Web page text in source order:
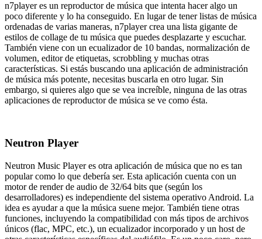
n7player es un reproductor de música que intenta hacer algo un
poco diferente y lo ha conseguido. En lugar de tener listas de música
ordenadas de varias maneras, n7player crea una lista gigante de
estilos de collage de tu música que puedes desplazarte y escuchar.
También viene con un ecualizador de 10 bandas, normalización de
volumen, editor de etiquetas, scrobbling y muchas otras
características. Si estás buscando una aplicación de administración
de música más potente, necesitas buscarla en otro lugar. Sin
embargo, si quieres algo que se vea increíble, ninguna de las otras
aplicaciones de reproductor de música se ve como ésta.
Neutron Player
Neutron Music Player es otra aplicación de música que no es tan
popular como lo que debería ser. Esta aplicación cuenta con un
motor de render de audio de 32/64 bits que (según los
desarrolladores) es independiente del sistema operativo Android. La
idea es ayudar a que la música suene mejor. También tiene otras
funciones, incluyendo la compatibilidad con más tipos de archivos
únicos (flac, MPC, etc.), un ecualizador incorporado y un host de